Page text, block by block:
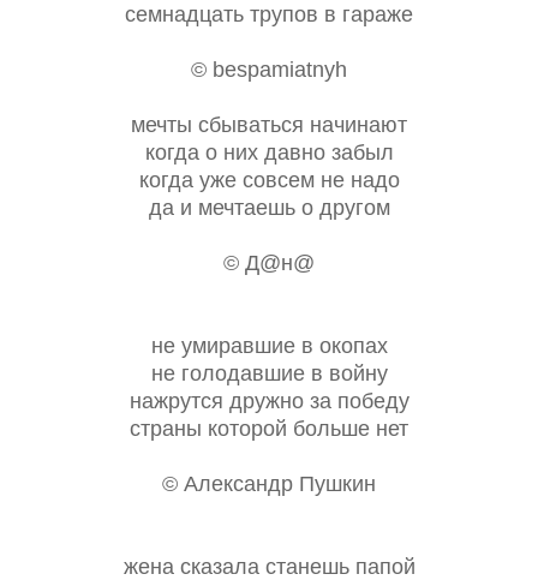
семнадцать трупов в гараже
© bespamiatnyh
мечты сбываться начинают
когда о них давно забыл
когда уже совсем не надо
да и мечтаешь о другом
© Д@н@
не умиравшие в окопах
не голодавшие в войну
нажрутся дружно за победу
страны которой больше нет
© Александр Пушкин
жена сказала станешь папой